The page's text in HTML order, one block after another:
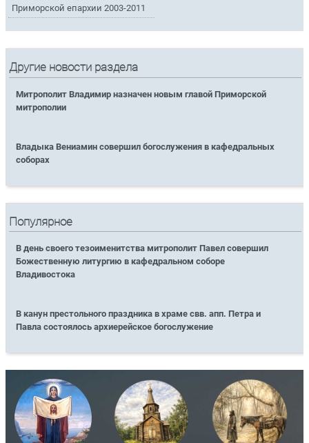
Приморской епархии 2003-2011
Другие новости раздела
Митрополит Владимир назначен новым главой Приморской
митрополии
Владыка Вениамин совершил богослужения в кафедральных
соборах
Популярное
В день своего тезоименитства митрополит Павел совершил
Божественную литургию в кафедральном соборе
Владивостока
В канун престольного праздника в храме свв. апп. Петра и
Павла состоялось архиерейское богослужение